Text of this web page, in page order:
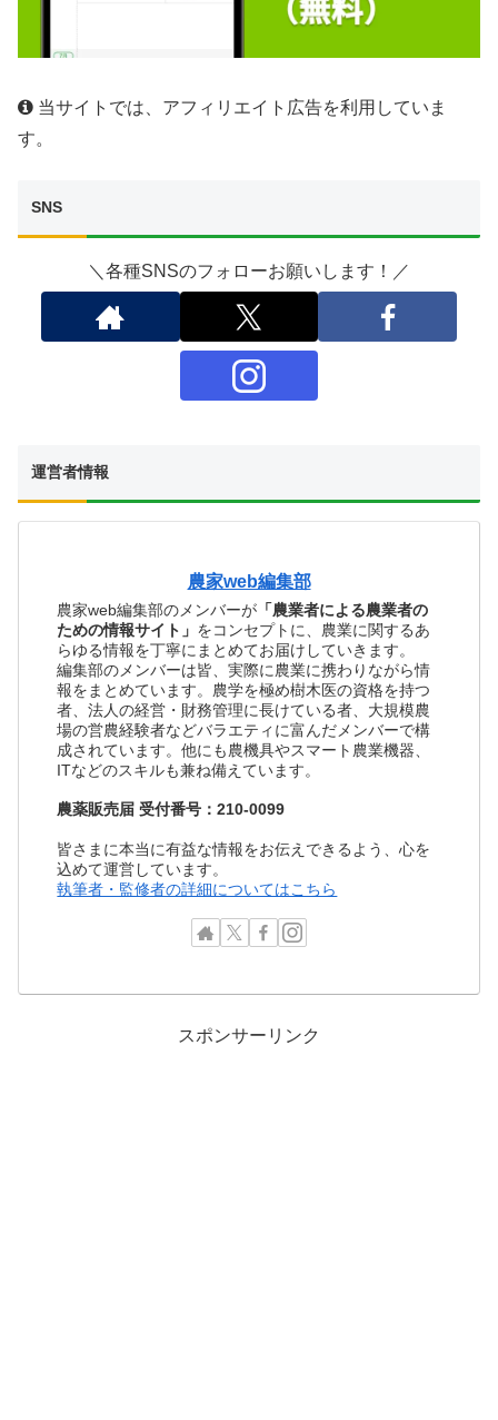
当サイトでは、アフィリエイト広告を利用していま
す。
SNS
＼各種SNSのフォローお願いします！／
運営者情報
農家web編集部
農家web編集部のメンバーが 「農業者による農業者の
ための情報サイト」 をコンセプトに、農業に関するあ
らゆる情報を丁寧にまとめてお届けしていきます。
編集部のメンバーは皆、実際に農業に携わりながら情
報をまとめています。農学を極め樹木医の資格を持つ
者、法人の経営・財務管理に長けている者、大規模農
場の営農経験者などバラエティに富んだメンバーで構
成されています。他にも農機具やスマート農業機器、
ITなどのスキルも兼ね備えています。
農薬販売届 受付番号：210-0099
皆さまに本当に有益な情報をお伝えできるよう、心を
込めて運営しています。
執筆者・監修者の詳細についてはこちら
スポンサーリンク